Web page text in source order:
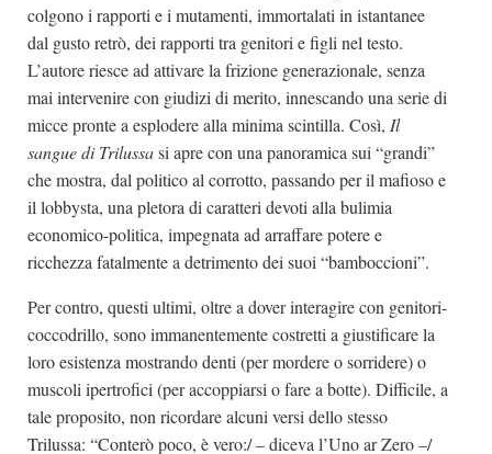
colgono i rapporti e i mutamenti, immortalati in istantanee
dal gusto retrò, dei rapporti tra genitori e figli nel testo.
L’autore riesce ad attivare la frizione generazionale, senza
mai intervenire con giudizi di merito, innescando una serie di
micce pronte a esplodere alla minima scintilla. Così, Il
sangue di Trilussasi apre con una panoramica sui “grandi”
che mostra, dal politico al corrotto, passando per il mafioso e
il lobbysta, una pletora di caratteri devoti alla bulimia
economico-politica, impegnata ad arraffare potere e
ricchezza fatalmente a detrimento dei suoi “bamboccioni”.
Per contro, questi ultimi, oltre a dover interagire con genitori-
coccodrillo, sono immanentemente costretti a giustificare la
loro esistenza mostrando denti (per mordere o sorridere) o
muscoli ipertrofici (per accoppiarsi o fare a botte). Difficile, a
tale proposito, non ricordare alcuni versi dello stesso
Trilussa: “Conterò poco, è vero:/ – diceva l’Uno ar Zero –/